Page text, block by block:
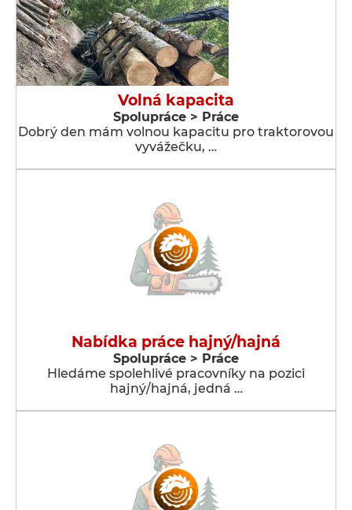
Volná kapacita
Spolupráce > Práce
Dobrý den mám volnou kapacitu pro traktorovou
vyvážečku, …
Nabídka práce hajný/hajná
Spolupráce > Práce
Hledáme spolehlivé pracovníky na pozici
hajný/hajná, jedná …